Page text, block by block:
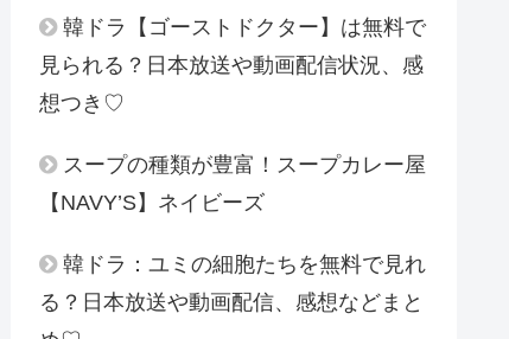
韓ドラ【ゴーストドクター】は無料で
見られる？日本放送や動画配信状況、感
想つき♡
スープの種類が豊富！スープカレー屋
【NAVY’S】ネイビーズ
韓ドラ：ユミの細胞たちを無料で見れ
る？日本放送や動画配信、感想などまと